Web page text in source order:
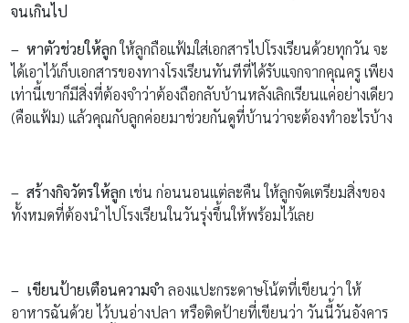
จนเกินไป
– หาตัวช่วยให้ลูกให้ลูกถือแฟ้มใส่เอกสารไปโรงเรียนด้วยทุกวัน จะ
ได้เอาไว้เก็บเอกสารของทางโรงเรียนทันทีที่ได้รับแจกจากคุณครู เพียง
เท่านี้เขาก็มีสิ่งที่ต้องจำว่าต้องถือกลับบ้านหลังเลิกเรียนแค่อย่างเดียว
(คือแฟ้ม) แล้วคุณกับลูกค่อยมาช่วยกันดูที่บ้านว่าจะต้องทำอะไรบ้าง
– สร้างกิจวัตรให้ลูก เช่น ก่อนนอนแต่ละคืน ให้ลูกจัดเตรียมสิ่งของ
ทั้งหมดที่ต้องนำไปโรงเรียนในวันรุ่งขึ้นให้พร้อมไว้เลย
– เขียนป้ายเตือนความจำ ลองแปะกระดาษโน้ตที่เขียนว่า ให้
อาหารฉันด้วย ไว้บนอ่างปลา หรือติดป้ายที่เขียนว่า วันนี้วันอังคาร